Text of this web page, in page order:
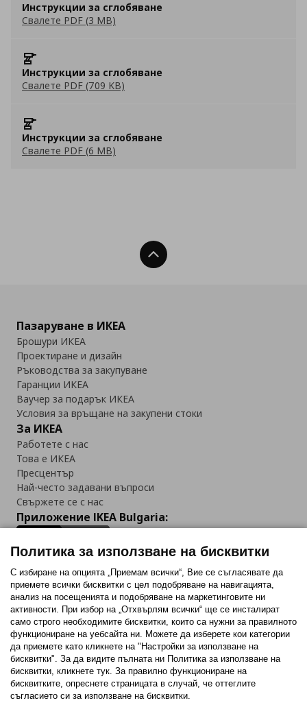
Инструкции за сглобяване
Свалете PDF (3 MB)
Инструкции за сглобяване
Свалете PDF (709 KB)
Инструкции за сглобяване
Свалете PDF (6 MB)
Нагоре
Пазаруване в ИКЕА
Брошури ИКЕА
Проектиране и дизайн
Ръководства за закупуване
Гаранции ИКЕА
Ваучер за подарък ИКЕА
Условия за връщане на закупени стоки
За ИКЕА
Работете с нас
Това е ИКЕА
Пресцентър
Най-често задавани въпроси
Свържете се с нас
Приложение IKEA Bulgaria:
Последвайте ни:
FacebookTwitterYoutubePinterestInstagram
Политика за използване на бисквитки (Cookies)
Политика за използване на бисквитки
С избиране на опцията „Приемам всички“, Вие се съгласявате да
приемете всички бисквитки с цел подобряване на навигацията,
анализ на посещенията и подобряване на маркетинговите ни
активности. При избор на „Отхвърлям всички“ ще се инсталират
само строго необходимитe бисквитки, които са нужни за правилното
функциониране на уебсайта ни. Можете да изберете кои категории
да приемете като кликнете на "Настройки за използване на
бисквитки". За да видите пълната ни Политика за използване на
бисквитки, кликнете тук. За правилно функциониране на
бисквитките, опреснете страницата в случай, че оттеглите
съгласието си за използване на бисквитки.